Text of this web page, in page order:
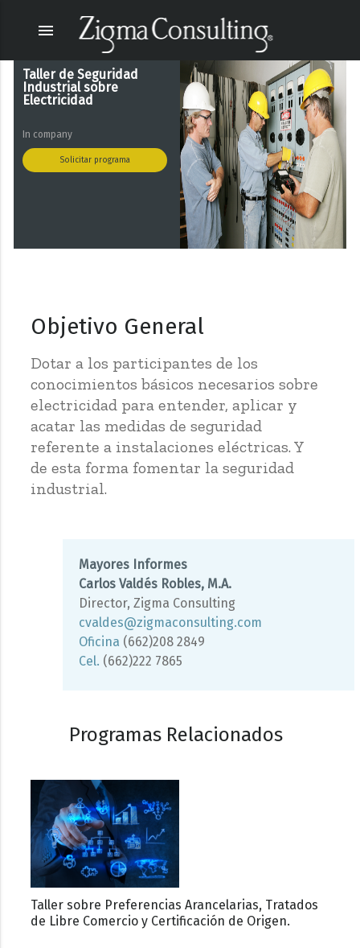
menu
Taller de Seguridad
Industrial sobre
Electricidad
In company
Solicitar programa
Objetivo General
Dotar a los participantes de los
conocimientos básicos necesarios sobre
electricidad para entender, aplicar y
acatar las medidas de seguridad
referente a instalaciones eléctricas. Y
de esta forma fomentar la seguridad
industrial.
Mayores Informes
Carlos Valdés Robles, M.A.
Director, Zigma Consulting
cvaldes@zigmaconsulting.com
Oficina (662)208 2849
Cel. (662)222 7865
Programas Relacionados
Taller sobre Preferencias Arancelarias, Tratados
de Libre Comercio y Certificación de Origen.